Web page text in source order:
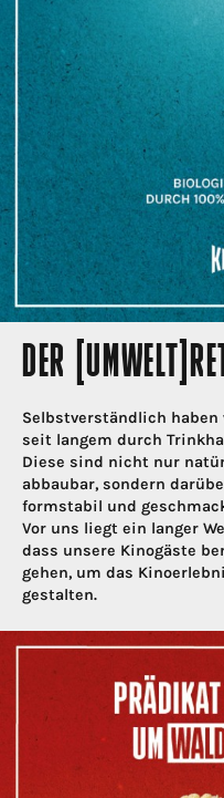
DER
Selbstverständlich
seit langem durch
Diese sind nicht nur
abbaubar, sondern
formstabil und
Vor uns liegt ein langer
dass unsere Kinogäste
gehen, um das
gestalten.